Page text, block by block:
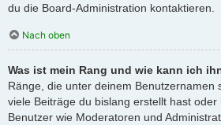
du die Board-Administration kontaktieren.
Nach oben
Was ist mein Rang und wie kann ich
Ränge, die unter deinem Benutzernamen
viele Beiträge du bislang erstellt hast
Benutzer wie Moderatoren und